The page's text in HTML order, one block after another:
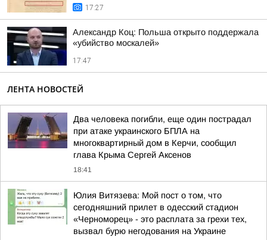
17:27
Александр Коц: Польша открыто поддержала
«убийство москалей»
17:47
ЛЕНТА НОВОСТЕЙ
Два человека погибли, еще один пострадал
при атаке украинского БПЛА на
многоквартирный дом в Керчи, сообщил
глава Крыма Сергей Аксенов
18:41
Юлия Витязева: Мой пост о том, что
сегодняшний прилет в одесский стадион
«Черноморец» - это расплата за грехи тех,
вызвал бурю негодования на Украине